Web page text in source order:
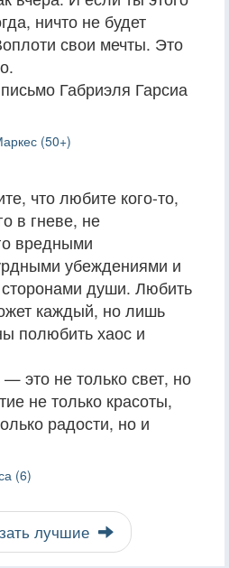
ничто не будет
свои мечты. Это
Габриэля Гарсиа
(50+)
что любите кого-то,
в гневе, не
вредными
убеждениями и
души. Любить
каждый, но лишь
полюбить хаос и
это не только свет, но
не только красоты,
радости, но и
(6)
лучшие